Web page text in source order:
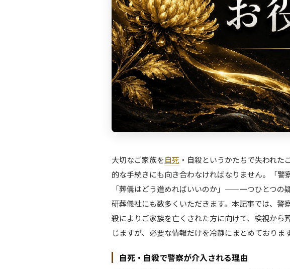
大切なご家族を自死 ・自殺というかたちで失われ
的な手続きにも向き合わなければなりません。「警
「葬儀はどう進めればいいのか」——一つひとつの
研葬儀社にも数多くいただきます。本記事では、
殺によりご家族を亡くされた方に向けて、検視か
じますが、必要な情報だけを冷静にまとめておりま
自死・自殺で警察が介入される理由